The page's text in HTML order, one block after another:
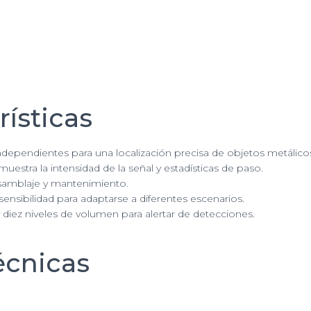
Ofrece
9
de
alarma
para una localización precisa de objetos
la intensidad de la señal y estadísticas de paso.
y mantenimiento.
para adaptarse a diferentes escenarios.
niveles de volumen para alertar de detecciones.